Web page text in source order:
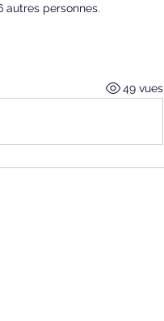
autres personnes.
49 vues